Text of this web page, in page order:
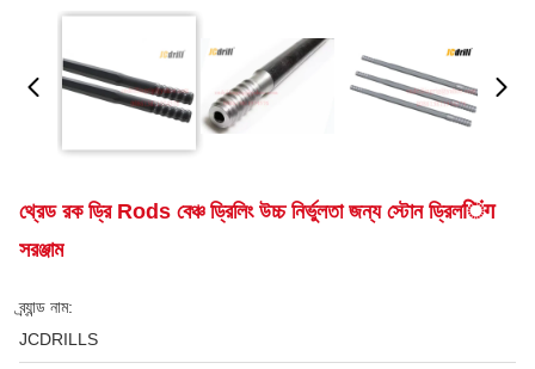
থ্রেড রক ড্রি Rods বেঞ্চ ড্রিলিং উচ্চ নির্ভুলতা জন্য স্টোন ড্রিলिंग
সরঞ্জাম
ব্র্যান্ড নাম:
JCDRILLS